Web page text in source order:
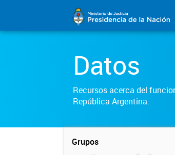
Datos
Recursos acerca del
República Argentina.
Grupos